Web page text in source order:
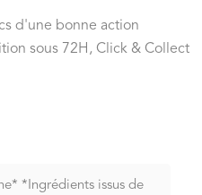
d'une bonne action
sous 72H, Click & Collect
*Ingrédients issus de